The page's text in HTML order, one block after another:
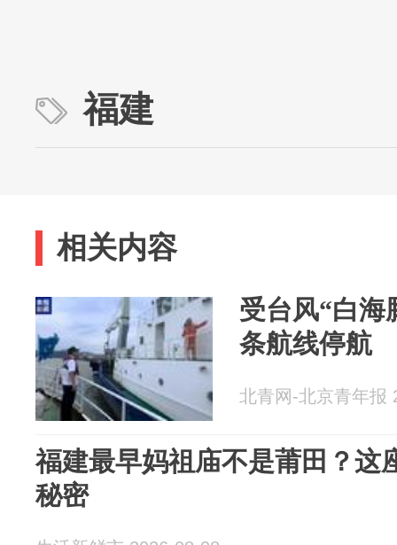
福建
相关内容
受台风“白海
条航线停航
北青网-北京青年报
福建最早妈祖庙不是莆田？这
秘密